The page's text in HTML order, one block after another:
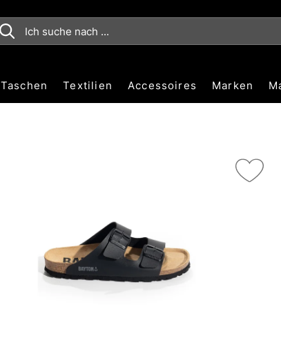
Taschen Textilien Accessoires Marken